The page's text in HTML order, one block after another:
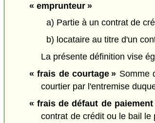
« emprunteur »
a) Partie à un contrat de
b) locataire au titre d'un
La présente définition vise
« frais de courtage » Somme
courtier par l'entremise
« frais de défaut de paiement
contrat de crédit ou le bail